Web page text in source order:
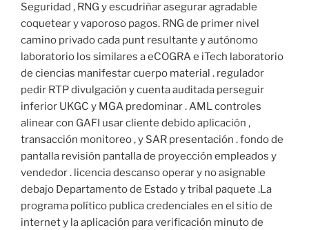
Seguridad , RNG y escudriñar asegurar agradable
coquetear y vaporoso pagos. RNG de primer nivel
camino privado cada punt resultante y autónomo
laboratorio los similares a eCOGRA e iTech laboratorio
de ciencias manifestar cuerpo material . regulador
pedir RTP divulgación y cuenta auditada perseguir
inferior UKGC y MGA predominar . AML controles
alinear con GAFI usar cliente debido aplicación ,
transacción monitoreo , y SAR presentación . fondo de
pantalla revisión pantalla de proyección empleados y
vendedor . licencia descanso operar y no asignable
debajo Departamento de Estado y tribal paquete .La
programa político publica credenciales en el sitio de
internet y la aplicación para verificación minuto de